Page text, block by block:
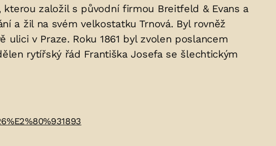
založil s původní firmou Breitfeld & Evans a
a žil na svém velkostatku Trnová. Byl rovněž
v Praze. Roku 1861 byl zvolen poslancem
rytířský řád Františka Josefa se šlechtickým